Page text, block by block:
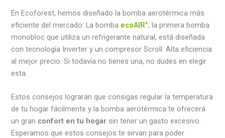
En Ecoforest, hemos diseñado la bomba aerotérmica más
eficiente del mercado: La bomba ecoAIR+, la primera bomba
monobloc que utiliza un refrigerante natural, está diseñada
con tecnología Inverter y un compresor Scroll. Alta eficiencia
al mejor precio. Si todavía no tienes una, no dudes en elegir
esta.
Estos consejos lograrán que consigas regular la temperatura
de tu hogar fácilmente y la bomba aerotérmica te ofrecerá
un gran confort en tu hogar sin tener un gasto excesivo.
Esperamos que estos consejos te sirvan para poder